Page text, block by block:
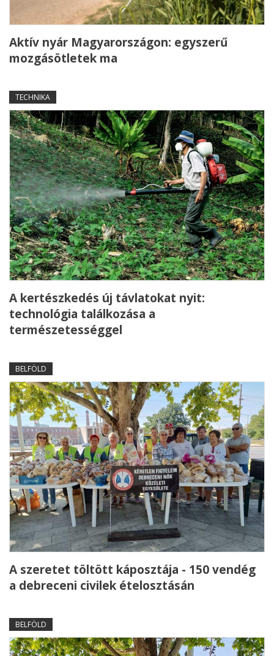
Aktív nyár Magyarországon: egyszerű
mozgásötletek ma
TECHNIKA
A kertészkedés új távlatokat nyit:
technológia találkozása a
természetességgel
BELFÖLD
A szeretet töltött káposztája - 150 vendég
a debreceni civilek ételosztásán
BELFÖLD